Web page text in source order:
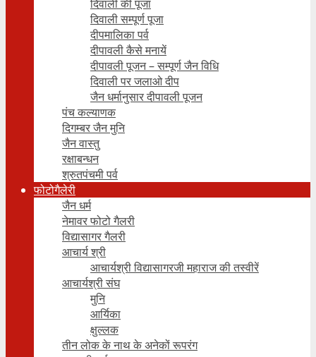
दिवाली की पूजा
दिवाली सम्पूर्ण पूजा
दीपमालिका पर्व
दीपावली कैसे मनायें
दीपावली पूजन – सम्पूर्ण जैन विधि
दिवाली पर जलाओ दीप
जैन धर्मानुसार दीपावली पूजन
पंच कल्याणक
दिगम्बर जैन मुनि
जैन वास्तु
रक्षाबन्धन
श्रुतपंचमी पर्व
फोटोगैलेरी
जैन धर्म
नेमावर फोटो गैलरी
विद्यासागर गैलरी
आचार्य श्री
आचार्यश्री विद्यासागरजी महाराज की तस्वीरें
आचार्यश्री संघ
मुनि
आर्यिका
क्षुल्लक
तीन लोक के नाथ के अनेकों रूपरंग